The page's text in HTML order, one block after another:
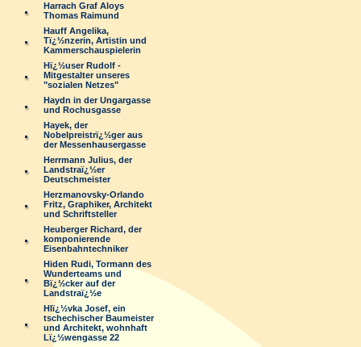
Harrach Graf Aloys
Thomas Raimund
Hauff Angelika,
Tï¿½nzerin, Artistin und
Kammerschauspielerin
Hï¿½user Rudolf -
Mitgestalter unseres
"sozialen Netzes"
Haydn in der Ungargasse
und Rochusgasse
Hayek, der
Nobelpreistrï¿½ger aus
der Messenhausergasse
Herrmann Julius, der
Landstraï¿½er
Deutschmeister
Herzmanovsky-Orlando
Fritz, Graphiker, Architekt
und Schriftsteller
Heuberger Richard, der
komponierende
Eisenbahntechniker
Hiden Rudi, Tormann des
Wunderteams und
Bï¿½cker auf der
Landstraï¿½e
Hlï¿½vka Josef, ein
tschechischer Baumeister
und Architekt, wohnhaft
Lï¿½wengasse 22